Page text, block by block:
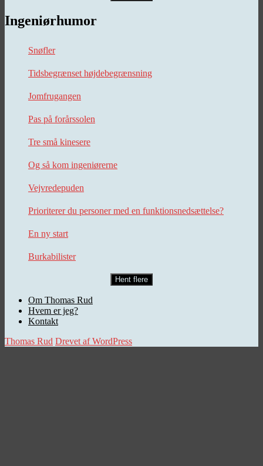
Ingeniørhumor
Snøfler
Tidsbegrænset højdebegrænsning
Jomfrugangen
Pas på forårssolen
Tre små kinesere
Og så kom ingeniørerne
Vejvredepuden
Prioriterer du personer med en funktionsnedsættelse?
En ny start
Burkabilister
Hent flere
Om Thomas Rud
Hvem er jeg?
Kontakt
Thomas Rud Drevet af WordPress